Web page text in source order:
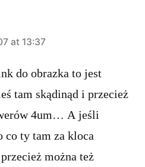
at 13:37
do obrazka to jest
tam skądinąd i przecież
4um… A jeśli
co ty tam za kloca
można też